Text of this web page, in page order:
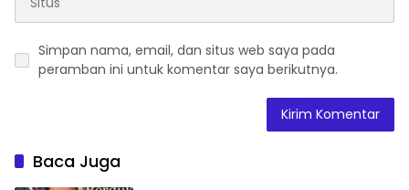
Simpan nama, email, dan situs web saya pada
peramban ini untuk komentar saya berikutnya.
Baca Juga